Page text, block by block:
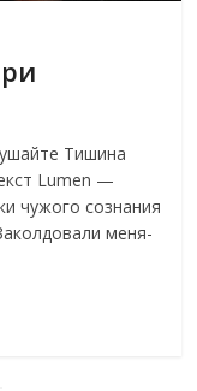
Тишина
Lumen —
чужого сознания
меня-